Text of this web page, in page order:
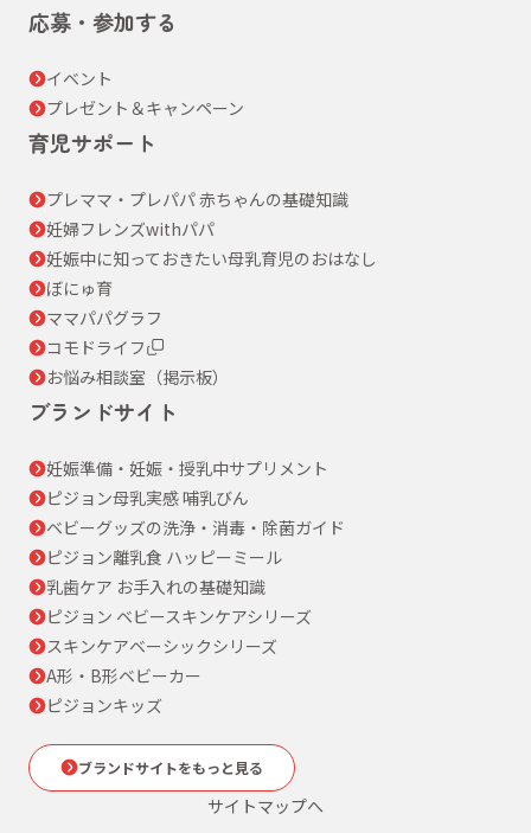
応募・参加する
イベント
プレゼント＆キャンペーン
育児サポート
プレママ・プレパパ 赤ちゃんの基礎知識
妊婦フレンズwithパパ
妊娠中に知っておきたい母乳育児のおはなし
ぼにゅ育
ママパパグラフ
コモドライフ
お悩み相談室（掲示板）
ブランドサイト
妊娠準備・妊娠・授乳中サプリメント
ピジョン母乳実感 哺乳びん
ベビーグッズの洗浄・消毒・除菌ガイド
ピジョン離乳食 ハッピーミール
乳歯ケア お手入れの基礎知識
ピジョン ベビースキンケアシリーズ
スキンケアベーシックシリーズ
A形・B形ベビーカー
ピジョンキッズ
ブランドサイトをもっと見る
サイトマップへ